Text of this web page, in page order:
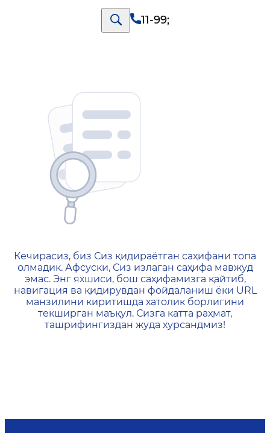
11-99;
404 — Страница не
Кечирасиз, биз Сиз қидираётган саҳифани топа
олмадик. Афсуски, Сиз излаган саҳифа мавжуд
эмас. Энг яхшиси, бош саҳифамизга қайтиб,
навигация ва қидирувдан фойдаланиш ёки URL
манзилини киритишда хатолик борлигини
текширган маъқул. Сизга катта раҳмат,
ташрифингиздан жуда хурсандмиз!